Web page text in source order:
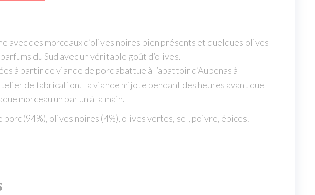
avec des morceaux d’olives noires bien présents et quelques olives
du Sud avec un véritable goût d’olives.
à partir de viande de porc abattue à l’abattoir d’Aubenas à
de fabrication. La viande mijote pendant des heures avant que
morceau un par un à la main.
porc (94%), olives noires (4%), olives vertes, sel, poivre, épices.